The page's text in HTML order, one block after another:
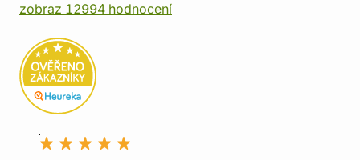
zobraz 12994 hodnocení